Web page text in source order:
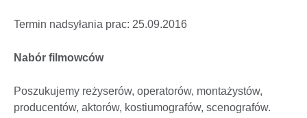
Termin nadsyłania prac: 25.09.2016
Nabór filmowców
Poszukujemy reżyserów, operatorów, montażystów,
producentów, aktorów, kostiumografów, scenografów.